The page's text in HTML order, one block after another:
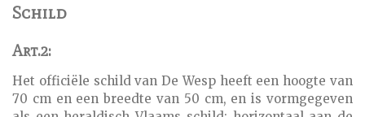
Schild
Art.2:
Het officiële schild van De Wesp heeft een hoogte van
70 cm en een breedte van 50 cm, en is vormgegeven